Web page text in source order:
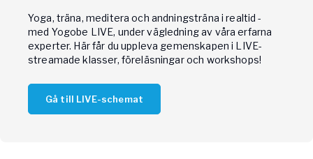
Yoga, träna, meditera och andningsträna i realtid -
med Yogobe LIVE, under vägledning av våra erfarna
experter. Här får du uppleva gemenskapen i LIVE-
streamade klasser, föreläsningar och workshops!
Gå till LIVE-schemat